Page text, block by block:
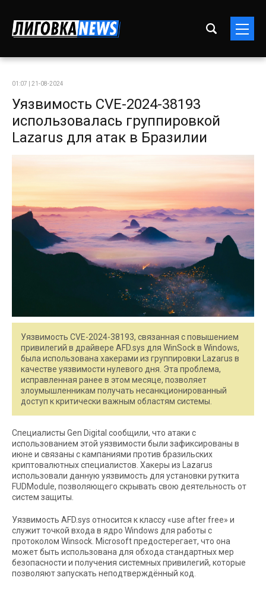
01:07 | 21-08-2024
Уязвимость CVE-2024-38193
использовалась группировкой
Lazarus для атак в Бразилии
Уязвимость CVE-2024-38193, связанная с повышением
привилегий в драйвере AFD.sys для WinSock в Windows,
была использована хакерами из группировки Lazarus в
качестве уязвимости нулевого дня. Эта проблема,
исправленная ранее в этом месяце, позволяет
злоумышленникам получать несанкционированный
доступ к критически важным областям системы.
Специалисты Gen Digital сообщили, что атаки с
использованием этой уязвимости были зафиксированы в
июне и связаны с кампаниями против бразильских
криптовалютных специалистов. Хакеры из Lazarus
использовали данную уязвимость для установки руткита
FUDModule, позволяющего скрывать свою деятельность от
систем защиты.
Уязвимость AFD.sys относится к классу «use after free» и
служит точкой входа в ядро Windows для работы с
протоколом Winsock. Microsoft предостерегает, что она
может быть использована для обхода стандартных мер
безопасности и получения системных привилегий, которые
позволяют запускать неподтверждённый код.